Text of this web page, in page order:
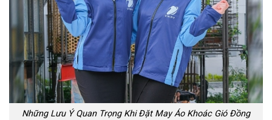
Những Lưu Ý Quan Trọng Khi Đặt May Áo Khoác Gió Đồng